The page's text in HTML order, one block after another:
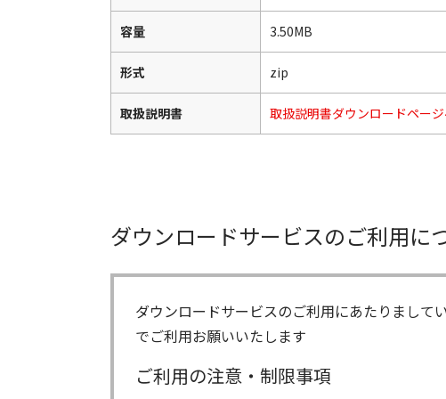
容量 3.50MB
形式 zip
取扱説明書 取扱説明書ダウンロードペー
ダウンロードサービスのご利用に
ダウンロードサービスのご利用にあたりまして
でご利用お願いいたします
ご利用の注意・制限事項